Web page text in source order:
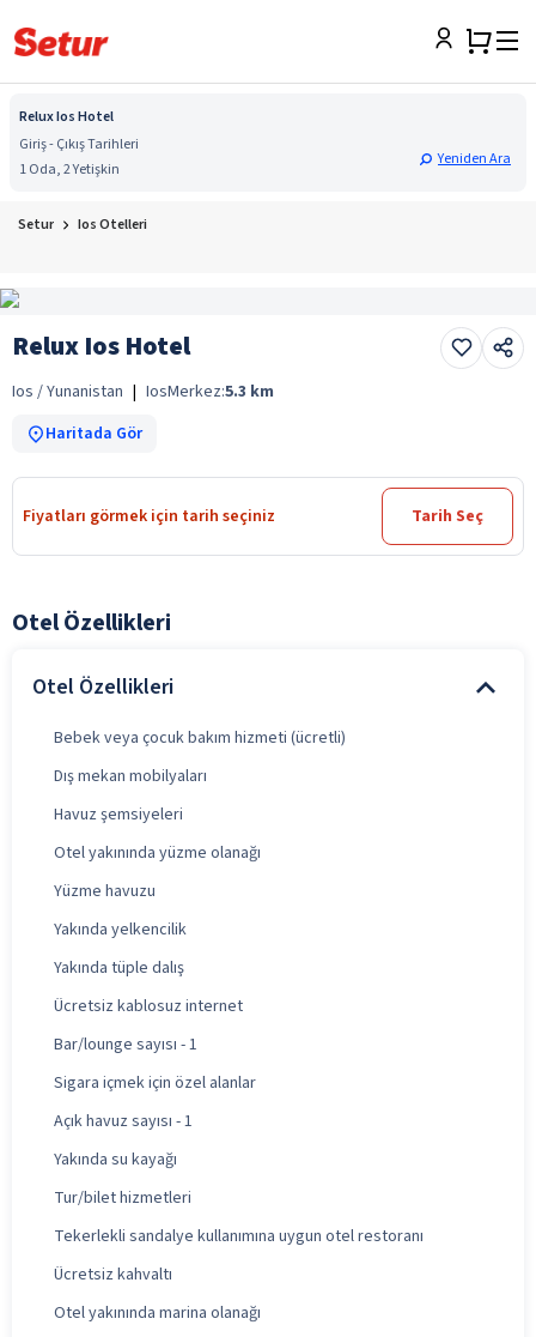
Relux Ios Hotel
Giriş - Çıkış Tarihleri
1 Oda, 2 Yetişkin
Yeniden Ara
Setur Ios Otelleri
Relux Ios Hotel
Ios / Yunanistan | IosMerkez:5.3 km
Haritada Gör
Fiyatları görmek için tarih seçiniz Tarih Seç
Otel Özellikleri
Otel Özellikleri
Bebek veya çocuk bakım hizmeti (ücretli)
Dış mekan mobilyaları
Havuz şemsiyeleri
Otel yakınında yüzme olanağı
Yüzme havuzu
Yakında yelkencilik
Yakında tüple dalış
Ücretsiz kablosuz internet
Bar/lounge sayısı - 1
Sigara içmek için özel alanlar
Açık havuz sayısı - 1
Yakında su kayağı
Tur/bilet hizmetleri
Tekerlekli sandalye kullanımına uygun otel restoranı
Ücretsiz kahvaltı
Otel yakınında marina olanağı